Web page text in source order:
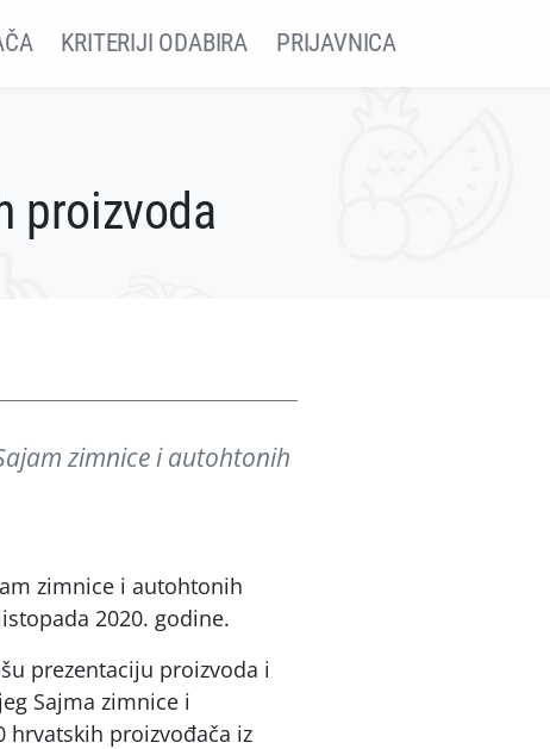
KRITERIJI ODABIRA PRIJAVNICA
proizvoda
zimnice i autohtonih
zimnice i autohtonih
2020. godine.
prezentaciju proizvoda i
Sajma zimnice i
proizvođača iz